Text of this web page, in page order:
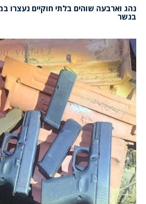
נהג וארבעה שוהים בלתי חוקיים נעצרו
בנשר